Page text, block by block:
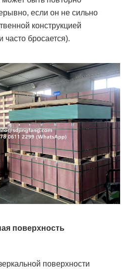
если он не сильно
конструкцией
часто бросается).
поверхность
поверхности